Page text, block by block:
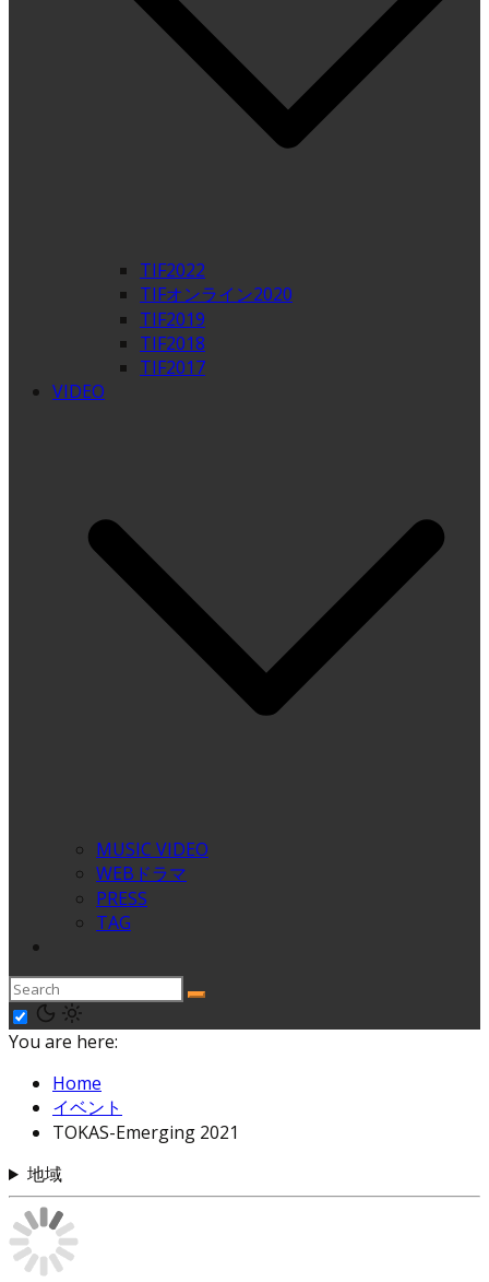
TIF2022
TIFオンライン2020
TIF2019
TIF2018
TIF2017
VIDEO
MUSIC VIDEO
WEBドラマ
PRESS
TAG
You are here:
Home
イベント
TOKAS-Emerging 2021
地域